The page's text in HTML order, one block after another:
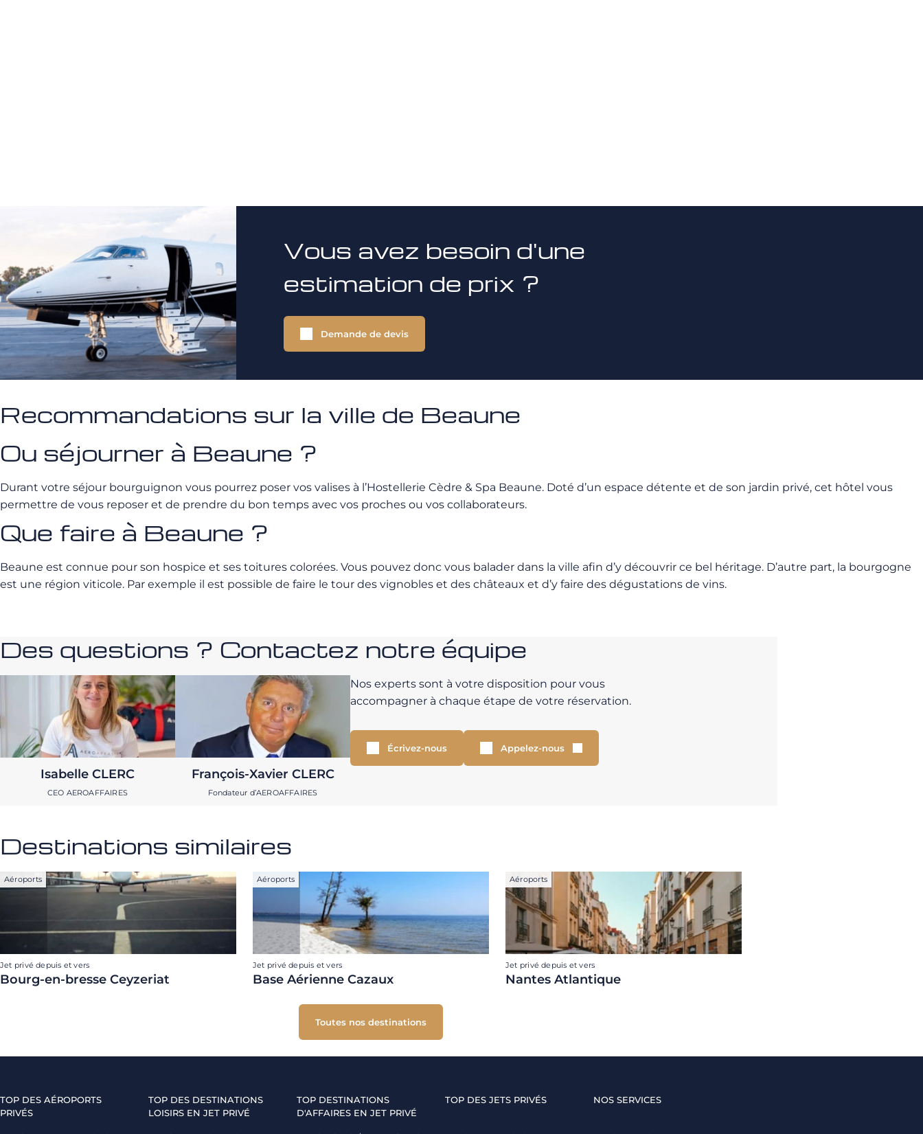
Vous avez besoin d'une
estimation de prix ?
Demande de devis
Recommandations sur la ville de Beaune
Ou séjourner à Beaune ?
Durant votre séjour bourguignon vous pourrez poser vos valises à l’Hostellerie Cèdre & Spa Beaune. Doté d’un espace détente et de son jardin privé, cet hôtel vous
permettre de vous reposer et de prendre du bon temps avec vos proches ou vos collaborateurs.
Que faire à Beaune ?
Beaune est connue pour son hospice et ses toitures colorées. Vous pouvez donc vous balader dans la ville afin d’y découvrir ce bel héritage. D’autre part, la bourgogne
est une région viticole. Par exemple il est possible de faire le tour des vignobles et des châteaux et d’y faire des dégustations de vins.
Des questions ? Contactez notre équipe
Isabelle CLERC
CEO AEROAFFAIRES
François-Xavier CLERC
Fondateur d’AEROAFFAIRES
Nos experts sont à votre disposition pour vous
accompagner à chaque étape de votre réservation.
Écrivez-nous Appelez-nous
Destinations similaires
Aéroports
Jet privé depuis et vers
Bourg-en-bresse Ceyzeriat
Aéroports
Jet privé depuis et vers
Base Aérienne Cazaux
Aéroports
Jet privé depuis et vers
Nantes Atlantique
Toutes nos destinations
TOP DES AÉROPORTS
PRIVÉS
TOP DES DESTINATIONS
LOISIRS EN JET PRIVÉ
TOP DESTINATIONS
D'AFFAIRES EN JET PRIVÉ
TOP DES JETS PRIVÉS NOS SERVICES